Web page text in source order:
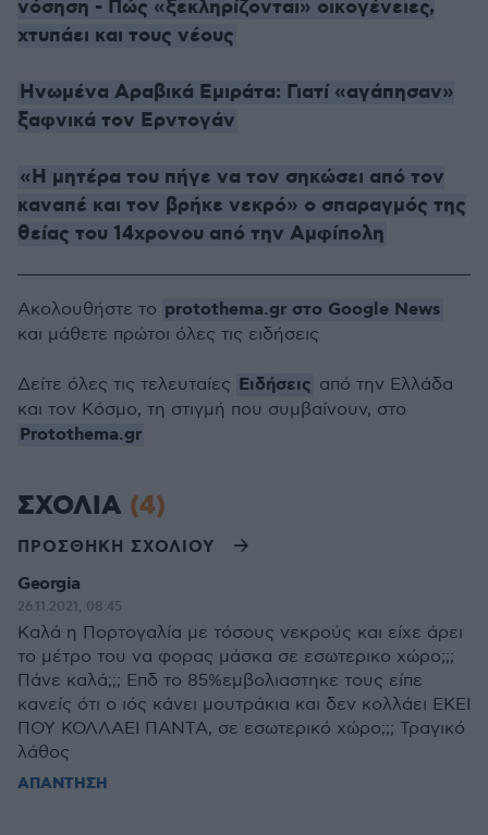
νόσηση - Πώς «ξεκληρίζονται» οικογένειες,
χτυπάει και τους νέους
Ηνωμένα Αραβικά Εμιράτα: Γιατί «αγάπησαν»
ξαφνικά τον Ερντογάν
«Η μητέρα του πήγε να τον σηκώσει από τον
καναπέ και τον βρήκε νεκρό» ο σπαραγμός της
θείας του 14χρονου από την Αμφίπολη
Ακολουθήστε το protothema.gr στο Google News
και μάθετε πρώτοι όλες τις ειδήσεις
Δείτε όλες τις τελευταίες Ειδήσεις από την Ελλάδα
και τον Κόσμο, τη στιγμή που συμβαίνουν, στο
Protothema.gr
ΣΧΟΛΙΑ (4)
ΠΡΟΣΘΗΚΗ ΣΧΟΛΙΟΥ
Georgia
26.11.2021, 08:45
Καλά η Πορτογαλία με τόσους νεκρούς και είχε άρει
το μέτρο του να φορας μάσκα σε εσωτερικο χώρο;;;
Πάνε καλά;;; Επδ το 85%εμβολιαστηκε τους είπε
κανείς ότι ο ιός κάνει μουτράκια και δεν κολλάει ΕΚΕΙ
ΠΟΥ ΚΟΛΛΑΕΙ ΠΑΝΤΑ, σε εσωτερικό χώρο;;; Τραγικό
λάθος
ΑΠΑΝΤΗΣΗ